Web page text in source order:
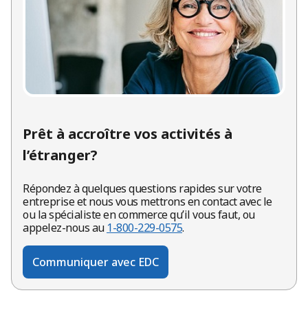
Prêt à accroître vos activités à
l’étranger?
Répondez à quelques questions rapides sur votre
entreprise et nous vous mettrons en contact avec le
ou la spécialiste en commerce qu’il vous faut, ou
appelez-nous au 1-800-229-0575.
Communiquer avec EDC